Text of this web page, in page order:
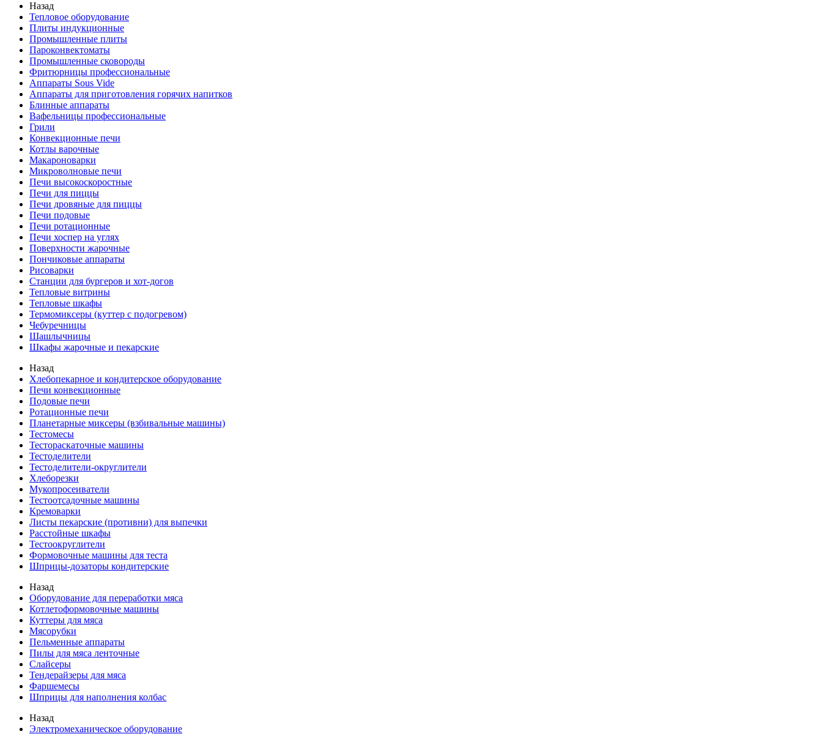
Назад
Тепловое оборудование
Плиты индукционные
Промышленные плиты
Пароконвектоматы
Промышленные сковороды
Фритюрницы профессиональные
Аппараты Sous Vide
Аппараты для приготовления горячих напитков
Блинные аппараты
Вафельницы профессиональные
Грили
Конвекционные печи
Котлы варочные
Макароноварки
Микроволновые печи
Печи высокоскоростные
Печи для пиццы
Печи дровяные для пиццы
Печи подовые
Печи ротационные
Печи хоспер на углях
Поверхности жарочные
Пончиковые аппараты
Рисоварки
Станции для бургеров и хот-догов
Тепловые витрины
Тепловые шкафы
Термомиксеры (куттер с подогревом)
Чебуречницы
Шашлычницы
Шкафы жарочные и пекарские
Назад
Хлебопекарное и кондитерское оборудование
Печи конвекционные
Подовые печи
Ротационные печи
Планетарные миксеры (взбивальные машины)
Тестомесы
Тестораскаточные машины
Тестоделители
Тестоделители-округлители
Хлеборезки
Мукопросеиватели
Тестоотсадочные машины
Кремоварки
Листы пекарские (противни) для выпечки
Расстойные шкафы
Тестоокруглители
Формовочные машины для теста
Шприцы-дозаторы кондитерские
Назад
Оборудование для переработки мяса
Котлетоформовочные машины
Куттеры для мяса
Мясорубки
Пельменные аппараты
Пилы для мяса ленточные
Слайсеры
Тендерайзеры для мяса
Фаршемесы
Шприцы для наполнения колбас
Назад
Электромеханическое оборудование